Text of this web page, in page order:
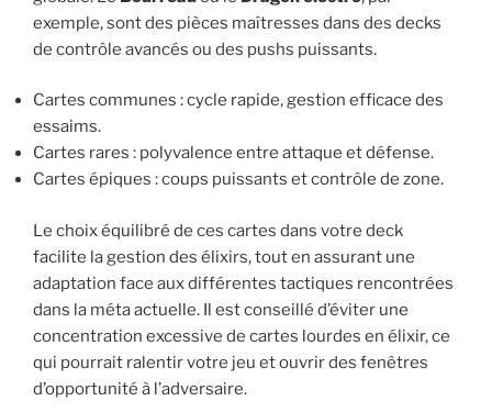
exemple, sont des pièces maîtresses dans des decks
de contrôle avancés ou des pushs puissants.
Cartes communes : cycle rapide, gestion efficace des
essaims.
Cartes rares : polyvalence entre attaque et défense.
Cartes épiques : coups puissants et contrôle de zone.
Le choix équilibré de ces cartes dans votre deck
facilite la gestion des élixirs, tout en assurant une
adaptation face aux différentes tactiques rencontrées
dans la méta actuelle. Il est conseillé d’éviter une
concentration excessive de cartes lourdes en élixir, ce
qui pourrait ralentir votre jeu et ouvrir des fenêtres
d’opportunité à l’adversaire.